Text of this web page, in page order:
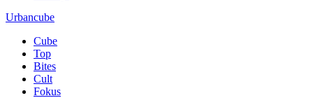
Urbancube
Cube
Top
Bites
Cult
Fokus